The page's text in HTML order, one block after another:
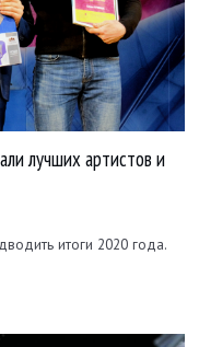
лучших артистов и
итоги 2020 года.